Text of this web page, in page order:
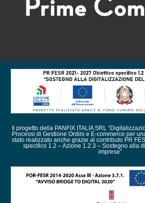
Il progetto della PANFIX ITALIA SRL
Processi di Gestione Ordini e E-commerce per
stato realizzato anche grazie al contributo PR
specifico 1.2 – Azione 1.2.3 – Sostegno alla
imprese”